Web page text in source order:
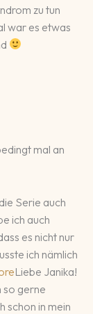
zu tun
war es etwas
mal an
Serie auch
ich auch
es nicht nur
ich nämlich
Liebe Janika!
so gerne
schon in mein